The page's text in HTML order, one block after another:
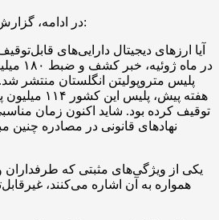
در ادامه، گزارش این مصاحبه را می‌خوانید:
آیا ارزهای دیجیتال دارایی‌های
در ماه
پلیس متروپولیتن انگلستان منتشر
هفته پیش،
توقیف کرده بود. شاید اکنون زمان
نهادهای قانونی در مصادره چنین
یکی از ویژگی‌های مثبتی که طرفداران
همواره به آن اشاره می‌کنند،